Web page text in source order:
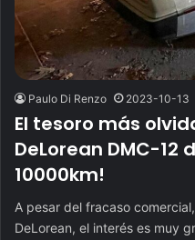
Paulo Di Renzo 2023-10-13
El tesoro más
DeLorean DMC-12
10000km!
A pesar del fracaso
DeLorean, el interés es muy